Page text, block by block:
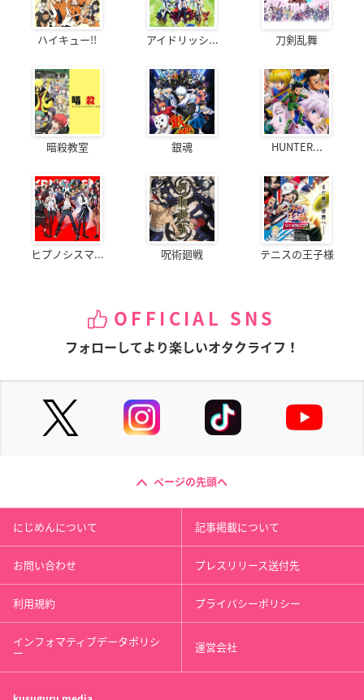
ハイキュー!! アイドリッシ... 刀剣乱舞
暗殺教室 銀魂 HUNTER...
ヒプノシスマ... 呪術廻戦 テニスの王子様
OFFICIAL SNS
フォローしてより楽しいオタクライフ！
ページの先頭へ
にじめんについて 記事掲載について
お問い合わせ プレスリリース送付先
利用規約 プライバシーポリシー
インフォマティブデータポリシ
ー 運営会社
kusuguru media